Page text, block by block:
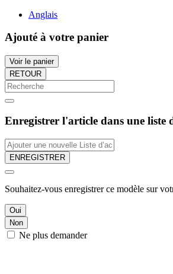
Anglais
Ajouté à votre panier
Voir le panier
RETOUR
Enregistrer l'article dans une liste
ENREGISTRER
Souhaitez-vous enregistrer ce modèle sur
Oui
Non
Ne plus demander